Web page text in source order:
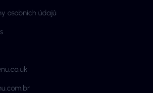
osobních údajů